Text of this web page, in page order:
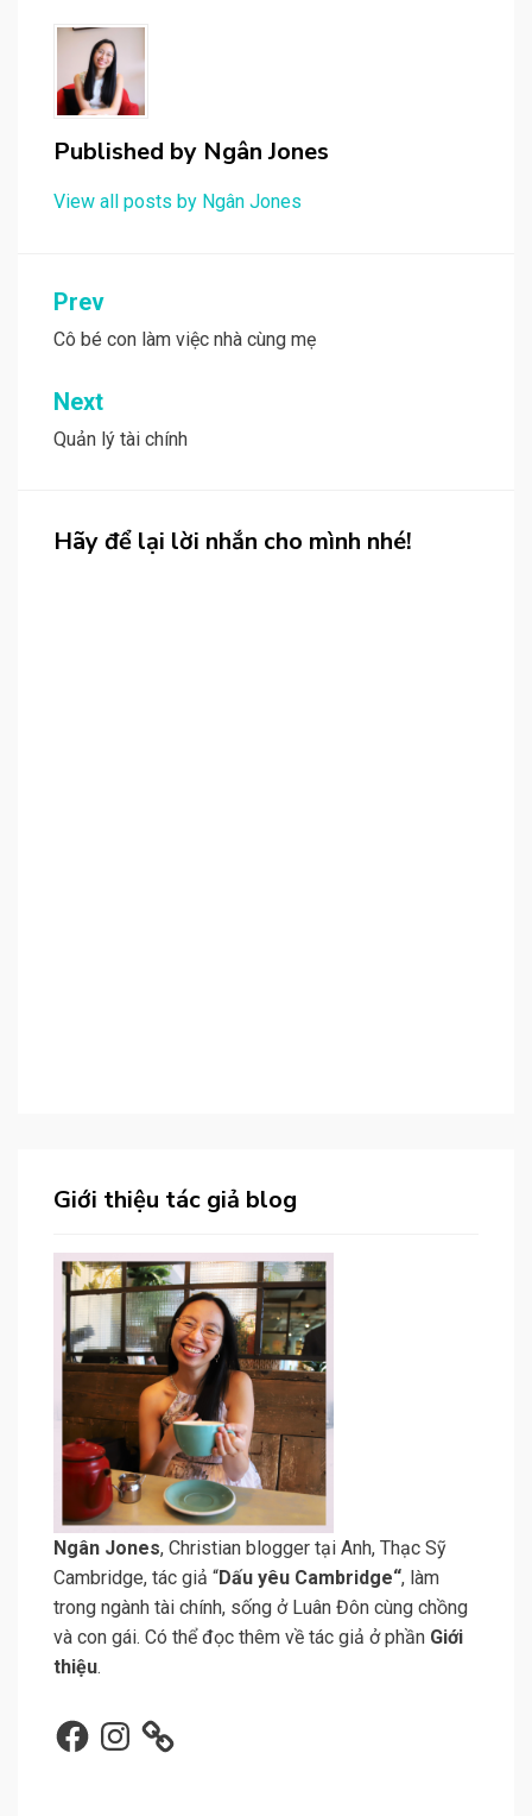
Published by Ngân Jones
View all posts by Ngân Jones
Post
navigation
Prev
Cô bé con làm việc nhà cùng mẹ
Next
Quản lý tài chính
Hãy để lại lời nhắn cho mình nhé!
Giới thiệu tác giả blog
N gân Jones, Christian blogger tại Anh, Thạc Sỹ
Cambridge, tác giả “Dấu yêu Cambridge“, làm
trong ngành tài chính, sống ở Luân Đôn cùng chồng
và con gái. Có thể đọc thêm về tác giả ở phần Giới
thiệu.
FacebookInstagram